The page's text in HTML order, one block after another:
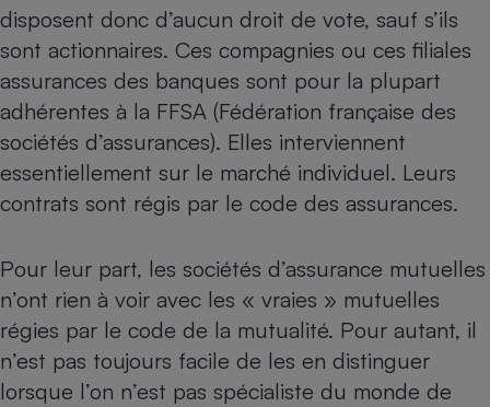
disposent donc d’aucun droit de vote, sauf s’ils
sont actionnaires. Ces compagnies ou ces filiales
assurances des banques sont pour la plupart
adhérentes à la FFSA (Fédération française des
sociétés d’assurances). Elles interviennent
essentiellement sur le marché individuel. Leurs
contrats sont régis par le code des assurances.
Pour leur part, les sociétés d’assurance mutuelles
n’ont rien à voir avec les « vraies » mutuelles
régies par le code de la mutualité. Pour autant, il
n’est pas toujours facile de les en distinguer
lorsque l’on n’est pas spécialiste du monde de